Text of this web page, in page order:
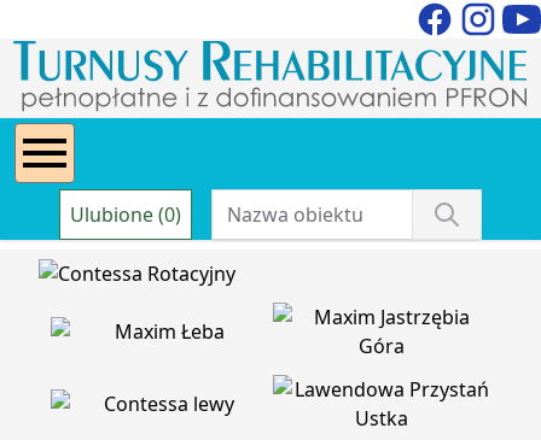
Ulubione (0)